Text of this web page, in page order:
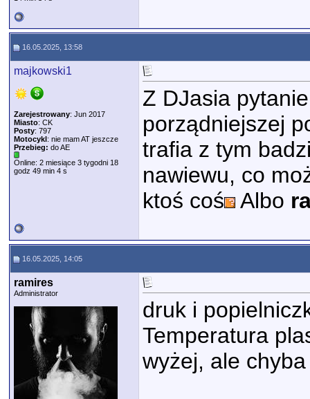
16.05.2025, 13:58
majkowski1
Zarejestrowany: Jun 2017
Miasto: CK
Posty: 797
Motocykl: nie mam AT jeszcze
Przebieg: do AE
Online: 2 miesiące 3 tygodni 18
godz 49 min 4 s
Z DJasia
porządniejszej
trafia z tym
nawiewu, co
ktoś coś
Albo
16.05.2025, 14:05
ramires
Administrator
druk i
Temperatura
wyżej, ale